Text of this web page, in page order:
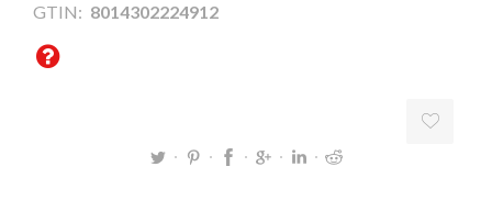
GTIN: 8014302224912